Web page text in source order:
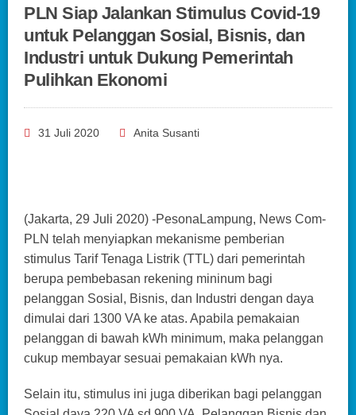
PLN Siap Jalankan Stimulus Covid-19
untuk Pelanggan Sosial, Bisnis, dan
Industri untuk Dukung Pemerintah
Pulihkan Ekonomi
31 Juli 2020 Anita Susanti
(Jakarta, 29 Juli 2020) -PesonaLampung, News Com-
PLN telah menyiapkan mekanisme pemberian
stimulus Tarif Tenaga Listrik (TTL) dari pemerintah
berupa pembebasan rekening mininum bagi
pelanggan Sosial, Bisnis, dan Industri dengan daya
dimulai dari 1300 VA ke atas. Apabila pemakaian
pelanggan di bawah kWh minimum, maka pelanggan
cukup membayar sesuai pemakaian kWh nya.
Selain itu, stimulus ini juga diberikan bagi pelanggan